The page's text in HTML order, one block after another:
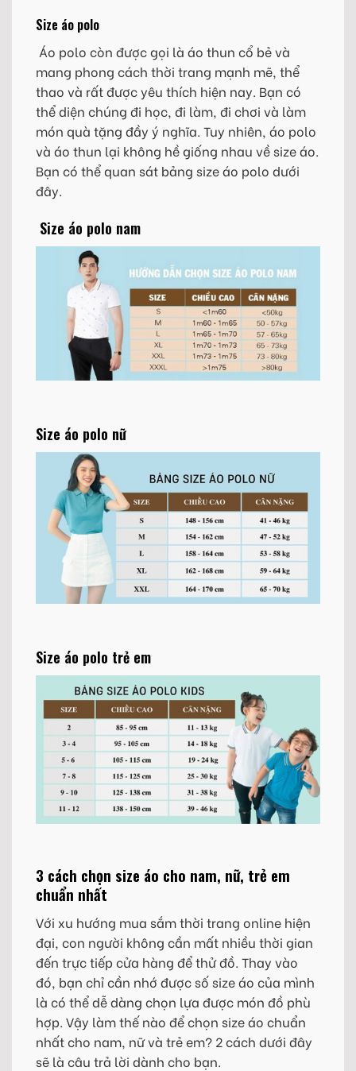
Size áo polo
Áo polo còn được gọi là áo thun cổ bẻ và
mang phong cách thời trang mạnh mẽ, thể
thao và rất được yêu thích hiện nay. Bạn có
thể diện chúng đi học, đi làm, đi chơi và làm
món quà tặng đầy ý nghĩa. Tuy nhiên, áo polo
và áo thun lại không hề giống nhau về size áo.
Bạn có thể quan sát bảng size áo polo dưới
đây.
Size áo polo nam
Size áo polo nữ
Size áo polo trẻ em
3 cách chọn size áo cho nam, nữ, trẻ em
chuẩn nhất
Với xu hướng mua sắm thời trang online hiện
đại, con người không cần mất nhiều thời gian
đến trực tiếp cửa hàng để thử đồ. Thay vào
đó, bạn chỉ cần nhớ được số size áo của mình
là có thể dễ dàng chọn lựa được món đồ phù
hợp. Vậy làm thế nào để chọn size áo chuẩn
nhất cho nam, nữ và trẻ em? 2 cách dưới đây
sẽ là câu trả lời dành cho bạn.